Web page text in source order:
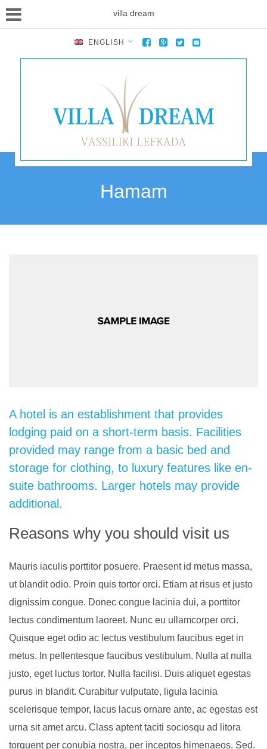
villa dream
ENGLISH
Hamam
A hotel is an establishment that provides
lodging paid on a short-term basis. Facilities
provided may range from a basic bed and
storage for clothing, to luxury features like en-
suite bathrooms. Larger hotels may provide
additional.
Reasons why you should visit us
Mauris iaculis porttitor posuere. Praesent id metus massa,
ut blandit odio. Proin quis tortor orci. Etiam at risus et justo
dignissim congue. Donec congue lacinia dui, a porttitor
lectus condimentum laoreet. Nunc eu ullamcorper orci.
Quisque eget odio ac lectus vestibulum faucibus eget in
metus. In pellentesque faucibus vestibulum. Nulla at nulla
justo, eget luctus tortor. Nulla facilisi. Duis aliquet egestas
purus in blandit. Curabitur vulputate, ligula lacinia
scelerisque tempor, lacus lacus ornare ante, ac egestas est
urna sit amet arcu. Class aptent taciti sociosqu ad litora
torquent per conubia nostra, per inceptos himenaeos. Sed.